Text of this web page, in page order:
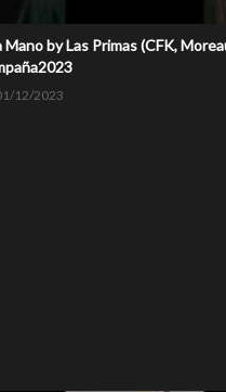
Mano by Las Primas (CFK,
12/2023